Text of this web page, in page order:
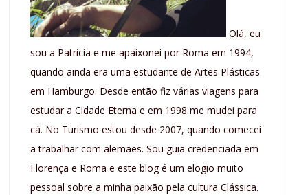
Olá, eu
sou a Patricia e me apaixonei por Roma em 1994,
quando ainda era uma estudante de Artes Plásticas
em Hamburgo. Desde então fiz várias viagens para
estudar a Cidade Eterna e em 1998 me mudei para
cá. No Turismo estou desde 2007, quando comecei
a trabalhar com alemães. Sou guia credenciada em
Florença e Roma e este blog é um elogio muito
pessoal sobre a minha paixão pela cultura Clássica.